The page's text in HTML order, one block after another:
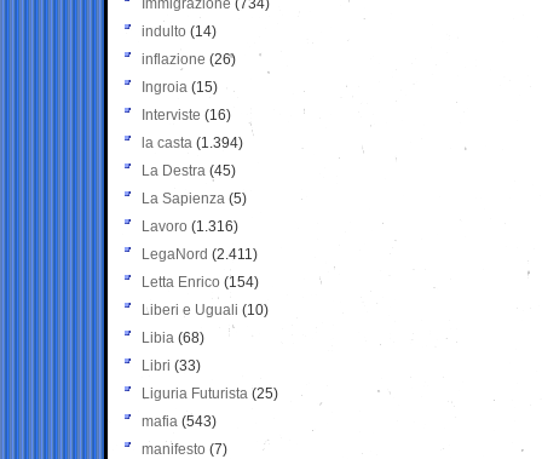
Immigrazione (734)
indulto (14)
inflazione (26)
Ingroia (15)
Interviste (16)
la casta (1.394)
La Destra (45)
La Sapienza (5)
Lavoro (1.316)
LegaNord (2.411)
Letta Enrico (154)
Liberi e Uguali (10)
Libia (68)
Libri (33)
Liguria Futurista (25)
mafia (543)
manifesto (7)